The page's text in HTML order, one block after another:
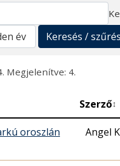
Keresés / szűrés
Megjelenítve: 4.
Szerző↕
oroszlán Angel